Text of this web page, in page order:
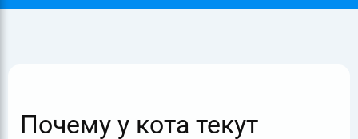
Почему у кота текут